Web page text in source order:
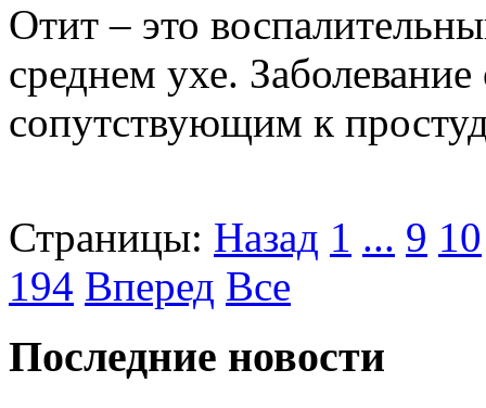
Отит – это
среднем ухе. Заболевание
сопутствующим к
Страницы: Назад 1 ... 9 10
194 Вперед Все
Последние новости